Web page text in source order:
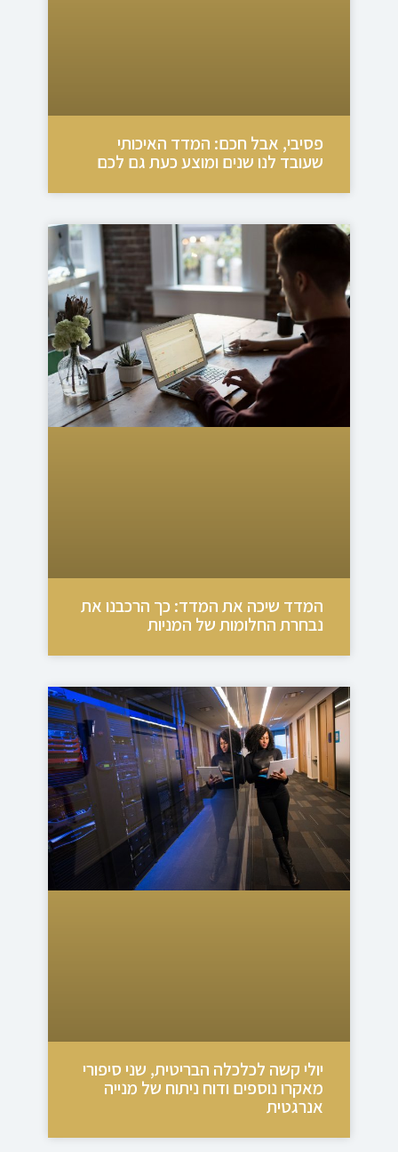
פסיבי, אבל חכם: המדד האיכותי
שעובד לנו שנים ומוצע כעת גם לכם
המדד שיכה את המדד: כך הרכבנו את
נבחרת החלומות של המניות
יולי קשה לכלכלה הבריטית, שני סיפורי
מאקרו נוספים ודוח ניתוח של מנייה
אנרגטית